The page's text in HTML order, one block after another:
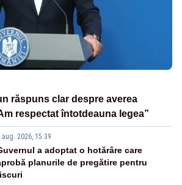
răspuns clar despre averea
respectat întotdeauna legea”
aug. 2026, 15:39
a adoptat o hotărâre care
planurile de pregătire pentru